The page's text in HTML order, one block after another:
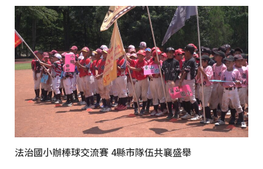
法治國小辦棒球交流賽 4縣市隊伍共襄盛舉